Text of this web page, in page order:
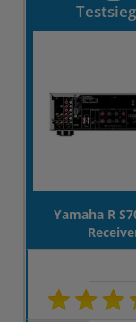
Yamaha R